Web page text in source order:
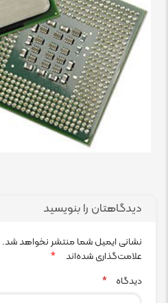
دیدگاهتان را بنویسید
نشانی ایمیل شما منتشر نخواهد شد.
علامت‌گذاری شده‌اند
*
دیدگاه
*